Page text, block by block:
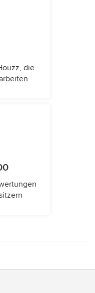
die